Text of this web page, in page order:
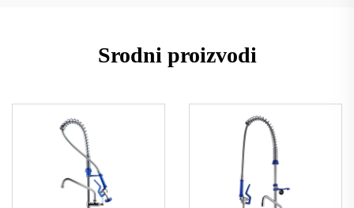
Srodni proizvodi